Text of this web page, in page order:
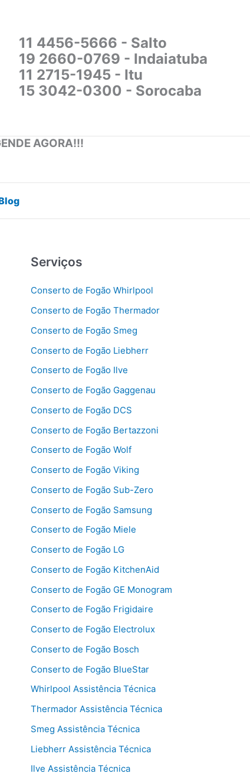
11 4456-5666 - Salto
19 2660-0769 - Indaiatuba
11 2715-1945 - Itu
15 3042-0300 - Sorocaba
AGORA!!!
Serviços
Conserto de Fogão Whirlpool
Conserto de Fogão Thermador
Conserto de Fogão Smeg
Conserto de Fogão Liebherr
Conserto de Fogão Ilve
Conserto de Fogão Gaggenau
Conserto de Fogão DCS
Conserto de Fogão Bertazzoni
Conserto de Fogão Wolf
Conserto de Fogão Viking
Conserto de Fogão Sub-Zero
Conserto de Fogão Samsung
Conserto de Fogão Miele
Conserto de Fogão LG
Conserto de Fogão KitchenAid
Conserto de Fogão GE Monogram
Conserto de Fogão Frigidaire
Conserto de Fogão Electrolux
Conserto de Fogão Bosch
Conserto de Fogão BlueStar
Whirlpool Assistência Técnica
Thermador Assistência Técnica
Smeg Assistência Técnica
Liebherr Assistência Técnica
Ilve Assistência Técnica